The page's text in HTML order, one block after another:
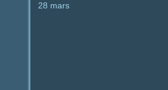
28 mars